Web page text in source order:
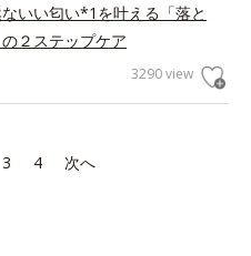
いい匂い*1を叶える「落と
２ステップケア
3290 view
3 4 次へ